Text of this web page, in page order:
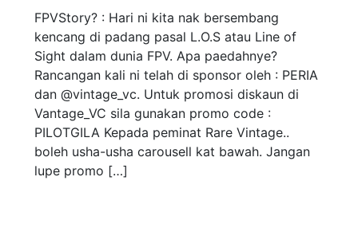
FPVStory? : Hari ni kita nak bersembang
kencang di padang pasal L.O.S atau Line of
Sight dalam dunia FPV. Apa paedahnye?
Rancangan kali ni telah di sponsor oleh : PERIA
dan @vintage_vc. Untuk promosi diskaun di
Vantage_VC sila gunakan promo code :
PILOTGILA Kepada peminat Rare Vintage..
boleh usha-usha carousell kat bawah. Jangan
lupe promo […]